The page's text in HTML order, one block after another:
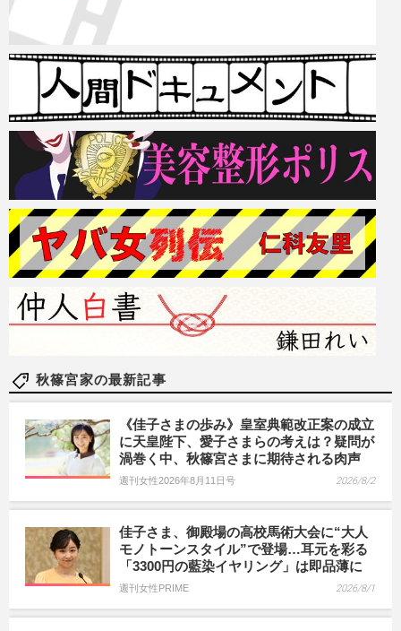
秋篠宮家の最新記事
《佳子さまの歩み》皇室典範改正案の成立
に天皇陛下、愛子さまらの考えは？疑問が
渦巻く中、秋篠宮さまに期待される肉声
週刊女性2026年8月11日号 2026/8/2
佳子さま、御殿場の高校馬術大会に“大人
モノトーンスタイル”で登場…耳元を彩る
「3300円の藍染イヤリング」は即品薄に
週刊女性PRIME 2026/8/1